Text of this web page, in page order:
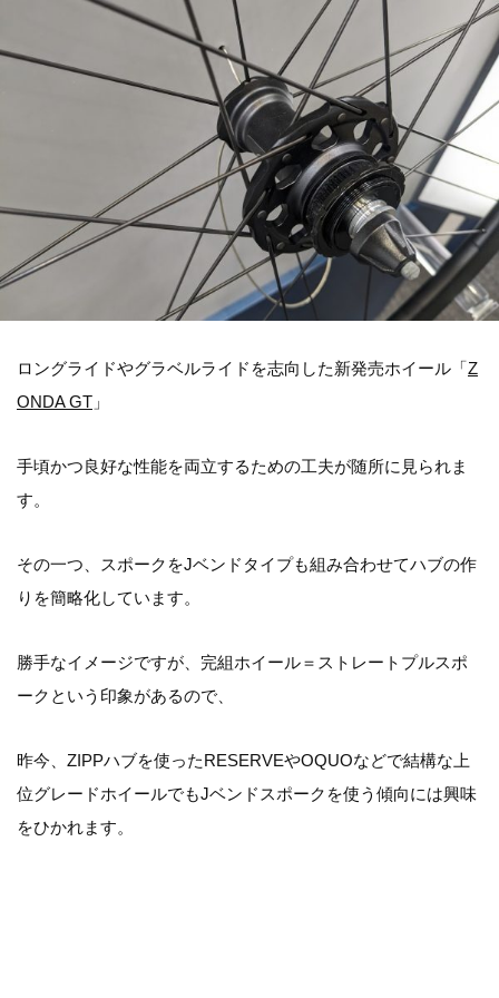
ロングライドやグラベルライドを志向した新発売ホイール「Z
ONDA GT 」
手頃かつ良好な性能を両立するための工夫が随所に見られま
す。
その一つ、スポークをJベンドタイプも組み合わせてハブの作
りを簡略化しています。
勝手なイメージですが、完組ホイール＝ストレートプルスポ
ークという印象があるので、
昨今、ZIPPハブを使ったRESERVEやOQUOなどで結構な上
位グレードホイールでもJベンドスポークを使う傾向には興味
をひかれます。